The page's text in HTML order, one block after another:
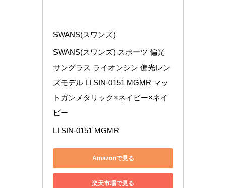
SWANS(スワンズ)
SWANS(スワンズ) スポーツ 偏光
サングラス ライオンシン 偏光レン
ズモデル LI SIN-0151 MGMR マッ
トガンメタリック×ネイビー×ネイ
ビー
LI SIN-0151 MGMR
Amazonで見る
楽天市場で見る